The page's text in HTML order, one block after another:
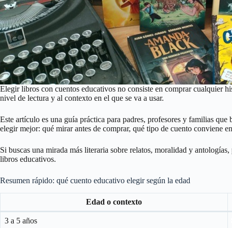
Elegir libros con cuentos educativos no consiste en comprar cualquier
nivel de lectura y al contexto en el que se va a usar.
Este artículo es una guía práctica para padres, profesores y familias
elegir mejor: qué mirar antes de comprar, qué tipo de cuento conviene
Si buscas una mirada más literaria sobre relatos, moralidad y
libros educativos.
Resumen rápido: qué cuento educativo elegir según la edad
Edad o contexto
3 a 5 años